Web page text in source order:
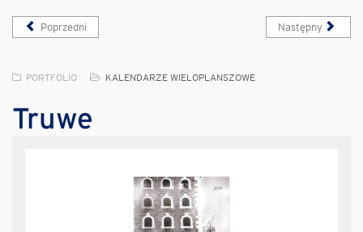
Poprzedni Następny
PORTFOLIO KALENDARZE WIELOPLANSZOWE
Truwe